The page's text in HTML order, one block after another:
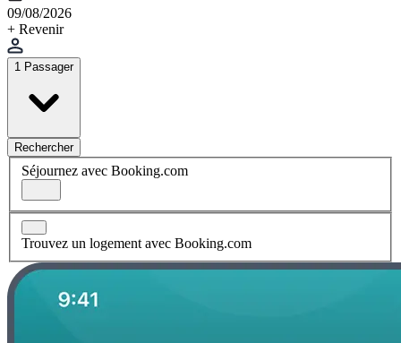
09/08/2026
+ Revenir
1 Passager
Rechercher
Séjournez avec Booking.com
Trouvez un logement avec Booking.com